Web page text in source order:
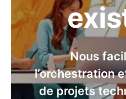
Nous
l’orchestration
de projets